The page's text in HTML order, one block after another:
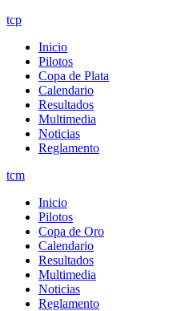
tcp
Inicio
Pilotos
Copa de Plata
Calendario
Resultados
Multimedia
Noticias
Reglamento
tcm
Inicio
Pilotos
Copa de Oro
Calendario
Resultados
Multimedia
Noticias
Reglamento